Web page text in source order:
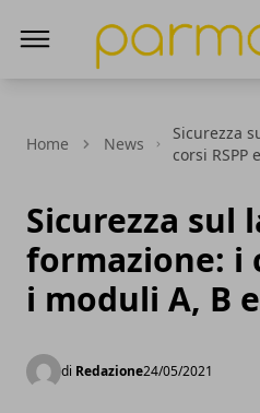
Home News
Sicurezza
corsi RSPP
Sicurezza sul
formazione: i
i moduli A, B
di Redazione24/05/2021